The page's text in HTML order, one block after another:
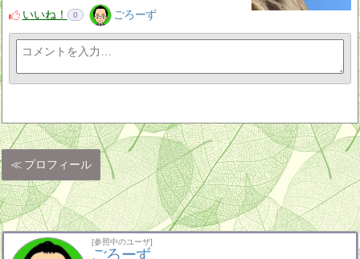
いいね！
0 ごろーず
プロフィール
[参照中のユーザ]
ごろーず